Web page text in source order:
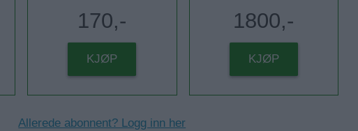
170,-
KJØP
1800,-
KJØP
Allerede abonnent? Logg inn her